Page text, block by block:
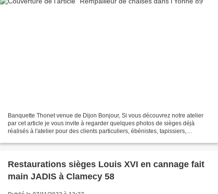
Banquette Thonet venue de Dijon Bonjour, Si vous découvrez notre atelier
par cet article je vous invite à regarder quelques photos de sièges déjà
réalisés à l'atelier pour des clients particuliers, ébénistes, tapissiers,
Restaurations sièges Louis XVI en cannage fait
main JADIS à Clamecy 58